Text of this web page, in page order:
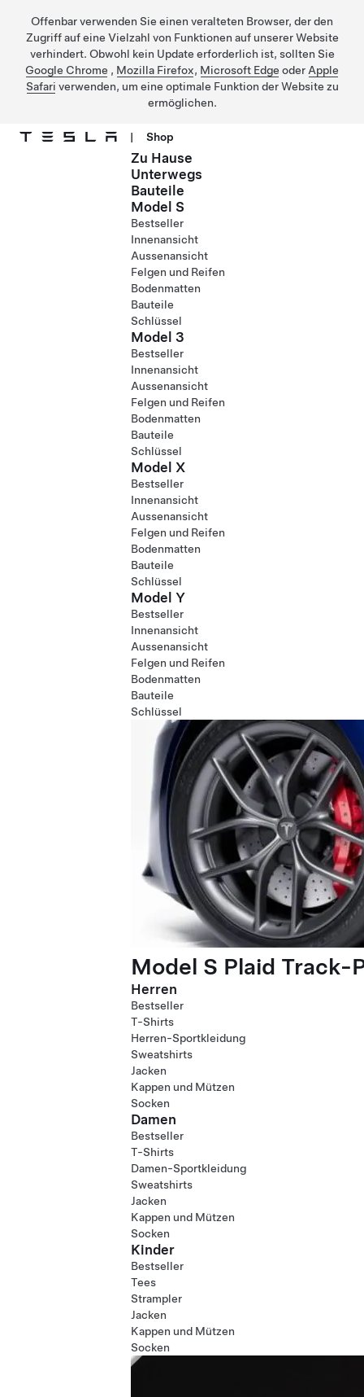
Offenbar verwenden Sie einen veralteten Browser, der den
Zugriff auf eine Vielzahl von Funktionen auf unserer Website
verhindert. Obwohl kein Update erforderlich ist, sollten Sie
Google Chrome , Mozilla Firefox, Microsoft Edge oder Apple
Safari verwenden, um eine optimale Funktion der Website zu
ermöglichen.
| Shop
Zu Hause
Unterwegs
Bauteile
Model S
Bestseller
Innenansicht
Aussenansicht
Felgen und Reifen
Bodenmatten
Bauteile
Schlüssel
Model 3
Bestseller
Innenansicht
Aussenansicht
Felgen und Reifen
Bodenmatten
Bauteile
Schlüssel
Model X
Bestseller
Innenansicht
Aussenansicht
Felgen und Reifen
Bodenmatten
Bauteile
Schlüssel
Model Y
Bestseller
Innenansicht
Aussenansicht
Felgen und Reifen
Bodenmatten
Bauteile
Schlüssel
Model S Plaid Track-
Herren
Bestseller
T-Shirts
Herren-Sportkleidung
Sweatshirts
Jacken
Kappen und Mützen
Socken
Damen
Bestseller
T-Shirts
Damen-Sportkleidung
Sweatshirts
Jacken
Kappen und Mützen
Socken
Kinder
Bestseller
Tees
Strampler
Jacken
Kappen und Mützen
Socken